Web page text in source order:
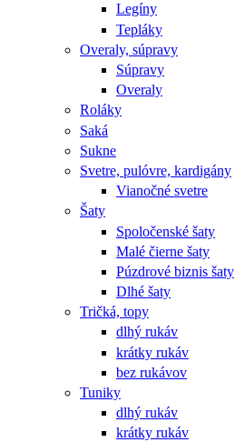
Legíny
Tepláky
Overaly, súpravy
Súpravy
Overaly
Roláky
Saká
Sukne
Svetre, pulóvre, kardigány
Vianočné svetre
Šaty
Spoločenské šaty
Malé čierne šaty
Púzdrové biznis šaty
Dlhé šaty
Tričká, topy
dlhý rukáv
krátky rukáv
bez rukávov
Tuniky
dlhý rukáv
krátky rukáv